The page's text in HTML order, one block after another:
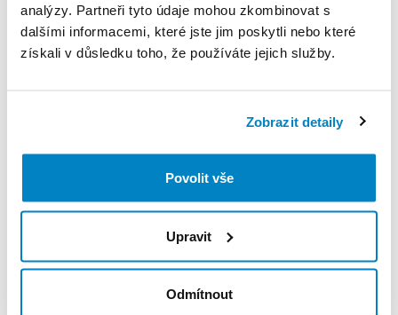
analýzy. Partneři tyto údaje mohou zkombinovat s
dalšími informacemi, které jste jim poskytli nebo které
získali v důsledku toho, že používáte jejich služby.
Zobrazit detaily
Povolit vše
Upravit
Odmítnout
Doporučujeme​,​ aby stan na střešní nosiče
instalovaly 2-4 osoby.
Pravidla Decathlon Rent
PODMÍNKY